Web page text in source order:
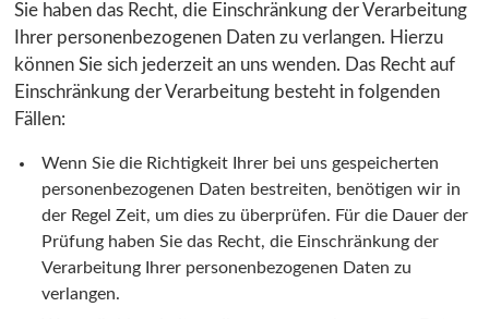
Sie haben das Recht, die Einschränkung der Verarbeitung
Ihrer personenbezogenen Daten zu verlangen. Hierzu
können Sie sich jederzeit an uns wenden. Das Recht auf
Einschränkung der Verarbeitung besteht in folgenden
Fällen:
Wenn Sie die Richtigkeit Ihrer bei uns gespeicherten
personenbezogenen Daten bestreiten, benötigen wir in
der Regel Zeit, um dies zu überprüfen. Für die Dauer der
Prüfung haben Sie das Recht, die Einschränkung der
Verarbeitung Ihrer personenbezogenen Daten zu
verlangen.